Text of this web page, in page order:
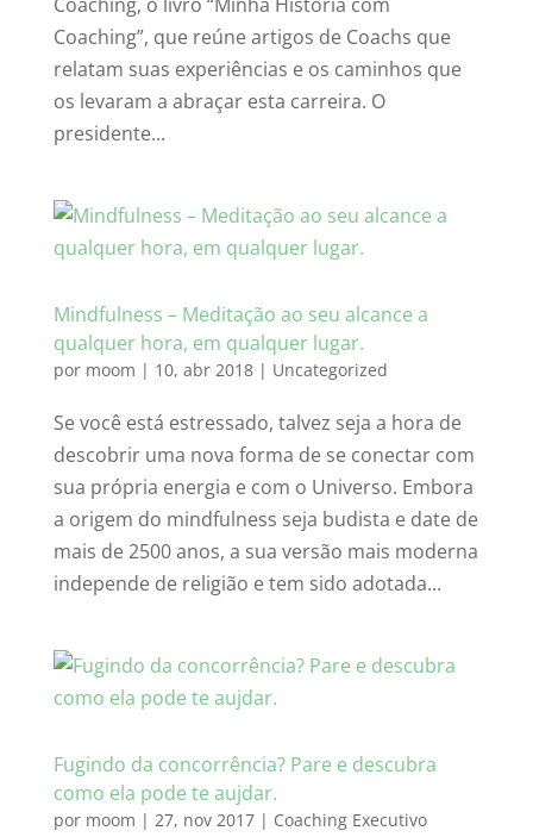
Coaching”, que reúne artigos de Coachs que
relatam suas experiências e os caminhos que
os levaram a abraçar esta carreira. O
presidente...
Mindfulness – Meditação ao seu alcance a
qualquer hora, em qualquer lugar.
por moom | 10, abr 2018| Uncategorized
Se você está estressado, talvez seja a hora de
descobrir uma nova forma de se conectar com
sua própria energia e com o Universo. Embora
a origem do mindfulness seja budista e date de
mais de 2500 anos, a sua versão mais moderna
independe de religião e tem sido adotada...
Fugindo da concorrência? Pare e descubra
como ela pode te aujdar.
por moom | 27, nov 2017| Coaching Executivo